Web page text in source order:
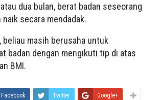
dua bulan, berat badan seseorang
secara mendadak.
beliau masih berusaha untuk
badan dengan mengikuti tip di atas
BMI.
Facebook Twitter Google+